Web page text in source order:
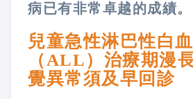
病已有非常卓越的成績。
兒童急性淋巴性白
（ALL）治療期漫
覺異常須及早回診